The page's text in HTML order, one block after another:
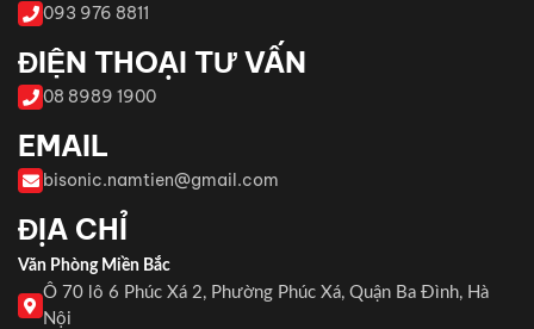
093 976 8811
ĐIỆN THOẠI TƯ VẤN
08 8989 1900
EMAIL
bisonic.namtien@gmail.com
ĐỊA CHỈ
Văn Phòng Miền Bắc
Ô 70 lô 6 Phúc Xá 2, Phường Phúc Xá, Quận Ba Đình, Hà
Nội